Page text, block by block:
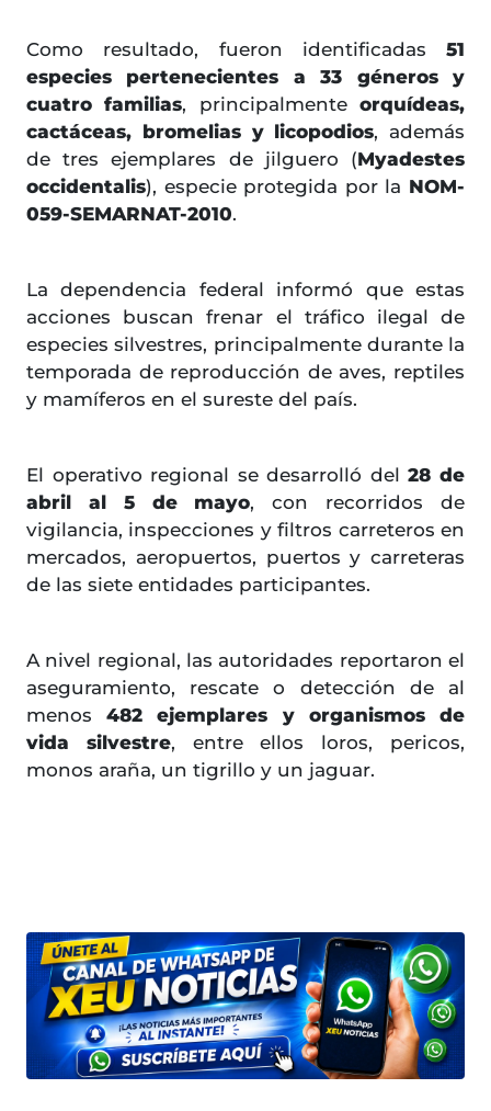
Como resultado, fueron identificadas 51
especies pertenecientes a 33 géneros y
cuatro familias, principalmenteorquídeas,
cactáceas, bromelias y licopodios, además
de tres ejemplares de jilguero (Myadestes
occidentalis), especie protegida por la NOM-
059-SEMARNAT-2010.
La dependencia federal informó que estas
acciones buscan frenar el tráfico ilegal de
especies silvestres, principalmente durante la
temporada de reproducción de aves, reptiles
y mamíferos en el sureste del país.
El operativo regional se desarrolló del28 de
abril al 5 de mayo, con recorridos de
vigilancia, inspecciones y filtros carreteros en
mercados, aeropuertos, puertos y carreteras
de las siete entidades participantes.
A nivel regional, las autoridades reportaron el
aseguramiento, rescate o detección de al
menos482 ejemplares y organismos de
vida silvestre, entre ellos loros, pericos,
monos araña, un tigrillo y un jaguar.